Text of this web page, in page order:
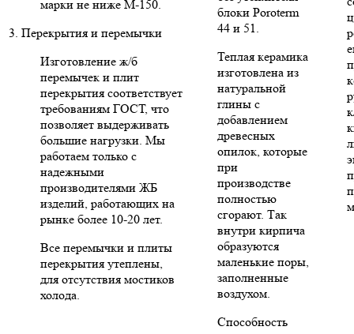
марки не ниже М-150.
3. Перекрытия и перемычки
Изготовление ж/б
перемычек и плит
перекрытия соответствует
требованиям ГОСТ, что
позволяет выдерживать
большие нагрузки. Мы
работаем только с
надежными
производителями ЖБ
изделий, работающих на
рынке более 10-20 лет.
Все перемычки и плиты
перекрытия утеплены,
для отсутствия мостиков
холода.
блоки Poroterm
44 и 51.
Теплая керамика
изготовлена из
натуральной
глины с
добавлением
древесных
опилок, которые
при
производстве
полностью
сгорают. Так
внутри кирпича
образуются
маленькие поры,
заполненные
воздухом.
Способность